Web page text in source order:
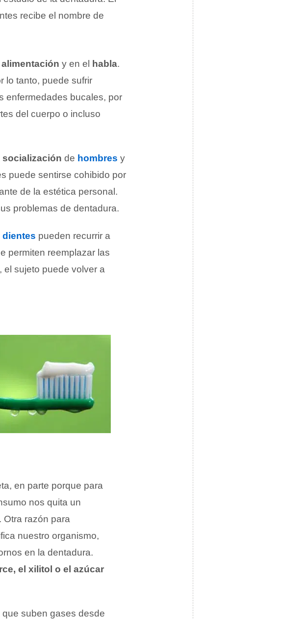
recibe el nombre de
alimentación y en el habla.
lo tanto, puede sufrir
enfermedades bucales, por
del cuerpo o incluso
socialización de hombres y
puede sentirse cohibido por
de la estética personal.
problemas de dentadura.
dientes pueden recurrir a
permiten reemplazar las
el sujeto puede volver a
en parte porque para
nos quita un
Otra razón para
nuestro organismo,
en la dentadura.
el xilitol o el azúcar
suben gases desde